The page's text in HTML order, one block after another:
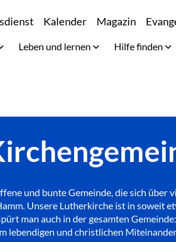
Kalender Magazin
Leben und lernen Hilfe finden
und bunte Gemeinde, die sich über
Unsere Lutherkirche ist in soweit
man auch in der gesamten
lebendigen und christlichen